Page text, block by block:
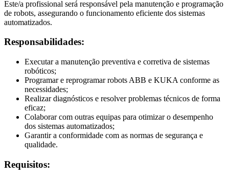
Este/a profissional será responsável pela manutenção e programação
de robots, assegurando o funcionamento eficiente dos sistemas
automatizados.
Responsabilidades:
Executar a manutenção preventiva e corretiva de sistemas
robóticos;
Programar e reprogramar robots ABB e KUKA conforme as
necessidades;
Realizar diagnósticos e resolver problemas técnicos de forma
eficaz;
Colaborar com outras equipas para otimizar o desempenho
dos sistemas automatizados;
Garantir a conformidade com as normas de segurança e
qualidade.
Requisitos: